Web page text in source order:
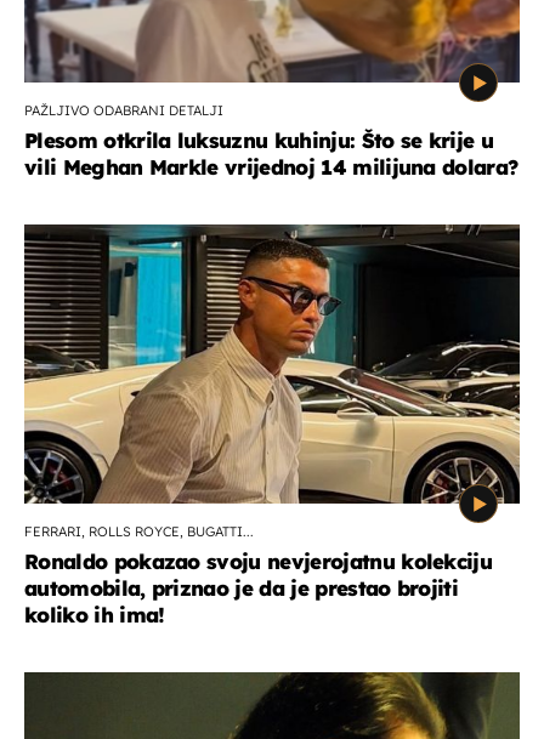
PAŽLJIVO ODABRANI DETALJI
Plesom otkrila luksuznu kuhinju: Što se krije u
vili Meghan Markle vrijednoj 14 milijuna dolara?
FERRARI, ROLLS ROYCE, BUGATTI...
Ronaldo pokazao svoju nevjerojatnu kolekciju
automobila, priznao je da je prestao brojiti
koliko ih ima!